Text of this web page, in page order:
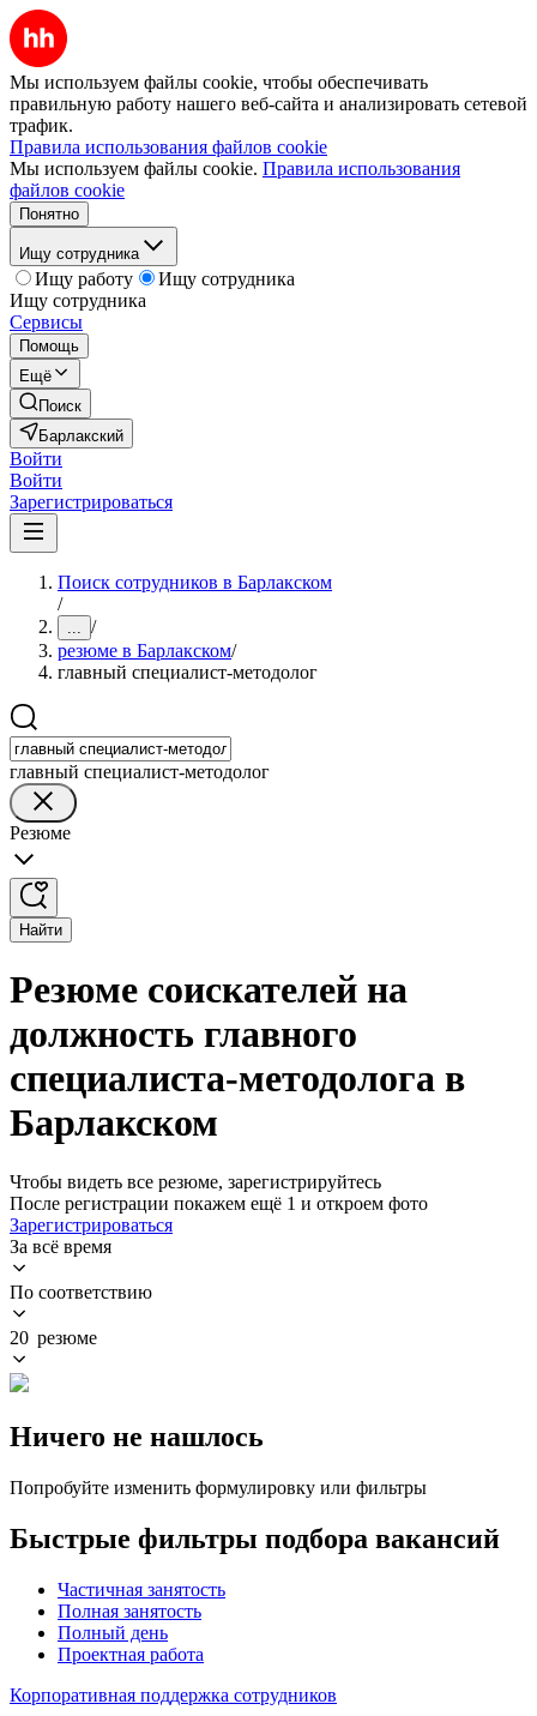
Мы используем файлы cookie, чтобы обеспечивать
правильную работу нашего веб-сайта и анализировать сетевой
трафик.
Правила использования файлов cookie
Мы используем файлы cookie. Правила использования
файлов cookie
Понятно
Ищу сотрудника
Ищу работу
Ищу сотрудника
Ищу сотрудника
Сервисы
Помощь
Ещё
Поиск
Барлакский
Войти
Войти
Зарегистрироваться
Поиск сотрудников в Барлакском
/
... /
резюме в Барлакском/
главный специалист-методолог
главный специалист-методолог
Резюме
Найти
Резюме соискателей на
должность главного
специалиста-методолога в
Барлакском
Чтобы видеть все резюме, зарегистрируйтесь
После регистрации покажем ещё 1 и откроем фото
Зарегистрироваться
За всё время
По соответствию
20 резюме
Ничего не нашлось
Попробуйте изменить формулировку или фильтры
Быстрые фильтры подбора вакансий
Частичная занятость
Полная занятость
Полный день
Проектная работа
Корпоративная поддержка сотрудников